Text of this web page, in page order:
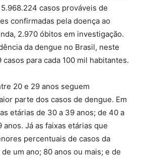
casos prováveis de
confirmadas pela doença ao
2.970 óbitos em investigação.
da dengue no Brasil, neste
para cada 100 mil habitantes.
20 e 29 anos seguem
parte dos casos de dengue. Em
etárias de 30 a 39 anos; de 40 a
anos. Já as faixas etárias que
percentuais de casos da
um ano; 80 anos ou mais; e de